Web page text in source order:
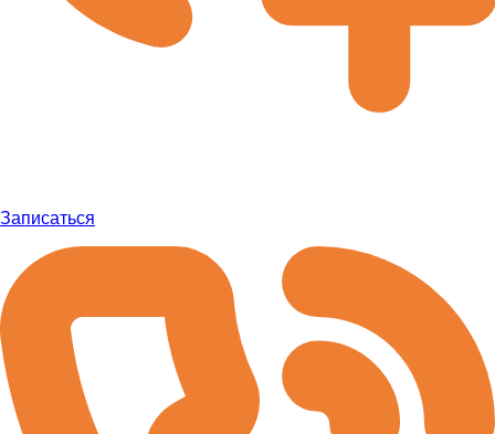
Записаться